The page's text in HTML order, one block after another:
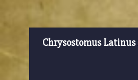
Chrysostomus